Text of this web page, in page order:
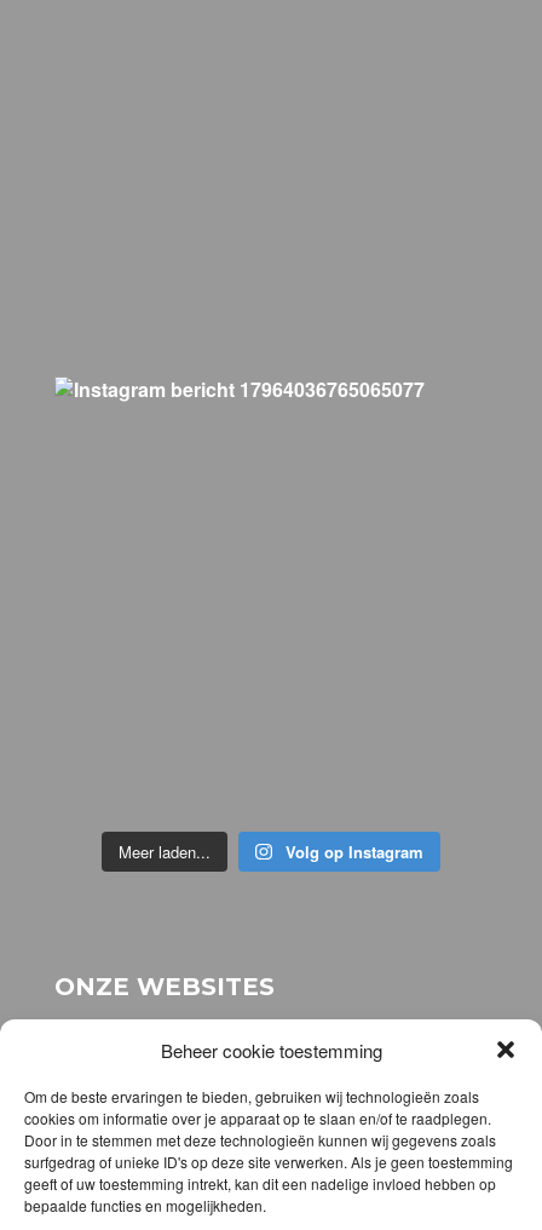
Beheer cookie toestemming
Om de beste ervaringen te bieden, gebruiken wij technologieën zoals
cookies om informatie over je apparaat op te slaan en/of te raadplegen.
Door in te stemmen met deze technologieën kunnen wij gegevens zoals
surfgedrag of unieke ID's op deze site verwerken. Als je geen toestemming
geeft of uw toestemming intrekt, kan dit een nadelige invloed hebben op
bepaalde functies en mogelijkheden.
Meer laden... Volg op Instagram
ONZE WEBSITES
voor onze stichting:
www.stichting-topsport-
voor onze webshop:www.elhatrishop.nl
DOWNLOAD DE APP